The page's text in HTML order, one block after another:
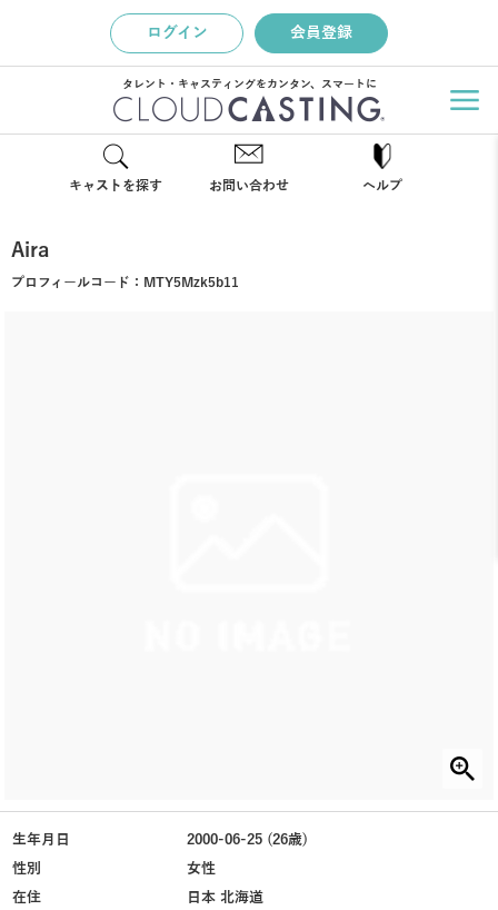
ログイン 会員登録
タレント・キャスティングをカンタン、スマートに
キャストを探す お問い合わせ ヘルプ
Aira
プロフィールコード： MTY5Mzk5b11
生年月日
2000-06-25 (26歳)
性別
女性
在住
日本 北海道